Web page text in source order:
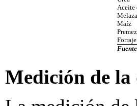
Aceite
Melaza
Maíz
Fuente
Medición de la